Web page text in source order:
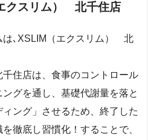
クスリム） 北千住店
は､XSLIM（エクスリム） 北
住店は、食事のコントロール
グを通し、基礎代謝量を落と
ング」させるため、終了した
徹底し習慣化！することで、